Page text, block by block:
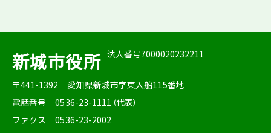
新城市役所 法人番号7000020232211
〒441-1392
愛知県新城市字東入船115番地
電話番号
0536-23-1111（代表）
ファクス
0536-23-2002